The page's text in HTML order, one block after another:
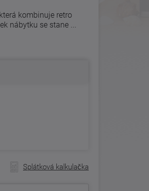
kombinuje retro
nábytku se stane ...
Splátková kalkulačka